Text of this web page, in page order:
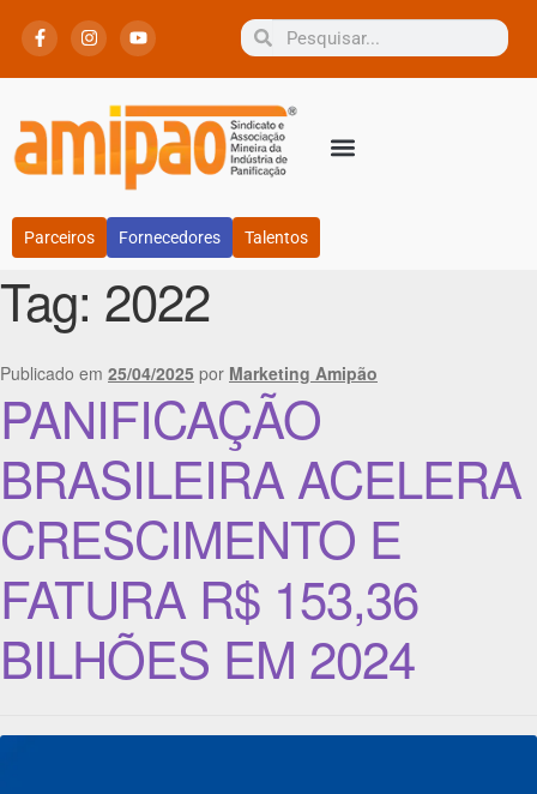
Parceiros Fornecedores Talentos
Tag: 2022
Publicado em 25/04/2025 por Marketing Amipão
PANIFICAÇÃO
BRASILEIRA ACELERA
CRESCIMENTO E
FATURA R$ 153,36
BILHÕES EM 2024